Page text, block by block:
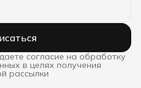
согласие на обработку
в целях получения
рассылки